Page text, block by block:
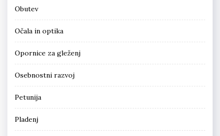
Obutev
Očala in optika
Opornice za gleženj
Osebnostni razvoj
Petunija
Pladenj